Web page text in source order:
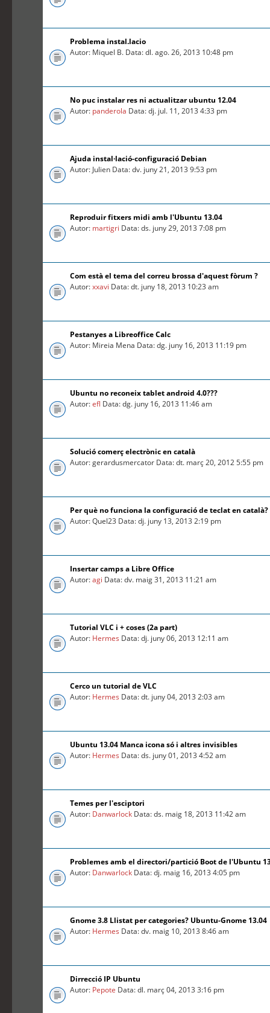
Problema instal.lacio
Autor: Miquel B. Data: dl. ago. 26, 2013 10:48 pm
No puc instalar res ni actualitzar ubuntu 12.04
Autor: panderola Data: dj. jul. 11, 2013 4:33 pm
Ajuda instal·lació-configuració Debian
Autor: Julien Data: dv. juny 21, 2013 9:53 pm
Reproduir fitxers midi amb l'Ubuntu 13.04
Autor: martigri Data: ds. juny 29, 2013 7:08 pm
Com està el tema del correu brossa d'aquest fòrum ?
Autor:xxavi Data: dt. juny 18, 2013 10:23 am
Pestanyes a Libreoffice Calc
Autor: Mireia Mena Data: dg. juny 16, 2013 11:19 pm
Ubuntu no reconeix tablet android 4.0???
Autor:efl Data: dg. juny 16, 2013 11:46 am
Solució comerç electrònic en català
Autor: gerardusmercator Data: dt. març 20, 2012 5:55 pm
Per què no funciona la configuració de teclat en català?
Autor: Quel23 Data: dj. juny 13, 2013 2:19 pm
Insertar camps a Libre Office
Autor:agi Data: dv. maig 31, 2013 11:21 am
Tutorial VLC i + coses (2a part)
Autor: Hermes Data: dj. juny 06, 2013 12:11 am
Cerco un tutorial de VLC
Autor: Hermes Data: dt. juny 04, 2013 2:03 am
Ubuntu 13.04 Manca icona só i altres invisibles
Autor: Hermes Data: ds. juny 01, 2013 4:52 am
Temes per l'esciptori
Autor: Danwarlock Data: ds. maig 18, 2013 11:42 am
Problemes amb el directori/partició Boot de l'Ubuntu
Autor: Danwarlock Data: dj. maig 16, 2013 4:05 pm
Gnome 3.8 Llistat per categories? Ubuntu-Gnome 13.04
Autor: Hermes Data: dv. maig 10, 2013 8:46 am
Dirrecció IP Ubuntu
Autor: Pepote Data: dl. març 04, 2013 3:16 pm